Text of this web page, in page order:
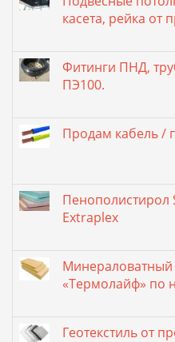
касета, рейка от
Фитинги ПНД,
ПЭ100.
Продам кабель /
Пенополистирол
Extraplex
Минераловатный
«Термолайф» по
Геотекстиль от